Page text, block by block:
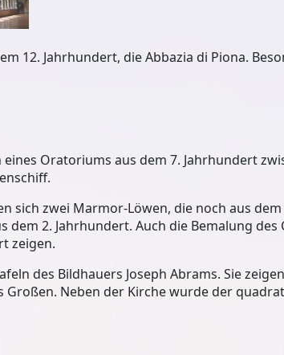
12. Jahrhundert, die Abbazia di Piona.
Oratoriums aus dem 7. Jahrhundert
.
sichzwei Marmor-Löwen, die noch aus
dem 2. Jahrhundert. Auch die Bemalung
zeigen.
des Bildhauers Joseph Abrams. Sie
Großen. Neben der Kirche wurde der